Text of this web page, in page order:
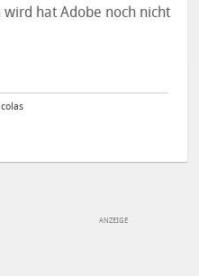
hat Adobe noch nicht